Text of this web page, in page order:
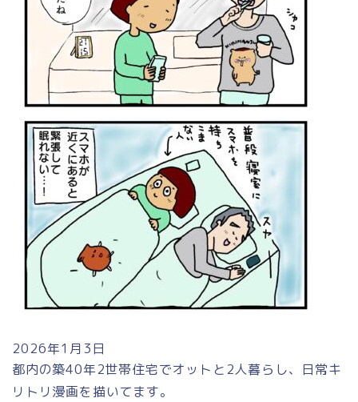
2026年1月3日
都内の築40年2世帯住宅でオットと2人暮らし、日常キ
リトリ漫画を描いてます。